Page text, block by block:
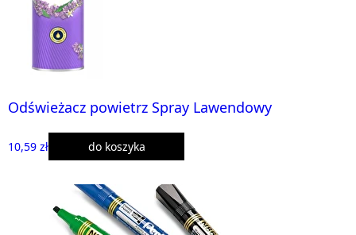
Odświeżacz powietrz Spray Lawendowy
10,59 zł do koszyka